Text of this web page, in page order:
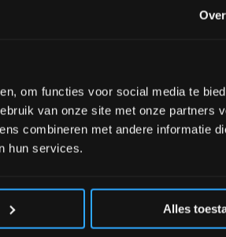
Over
om functies voor social media te
van onze site met onze partners
combineren met andere informatie
hun services.
Alles
Ultimate Pro 2i
3 werkdagen
korting op je volgende